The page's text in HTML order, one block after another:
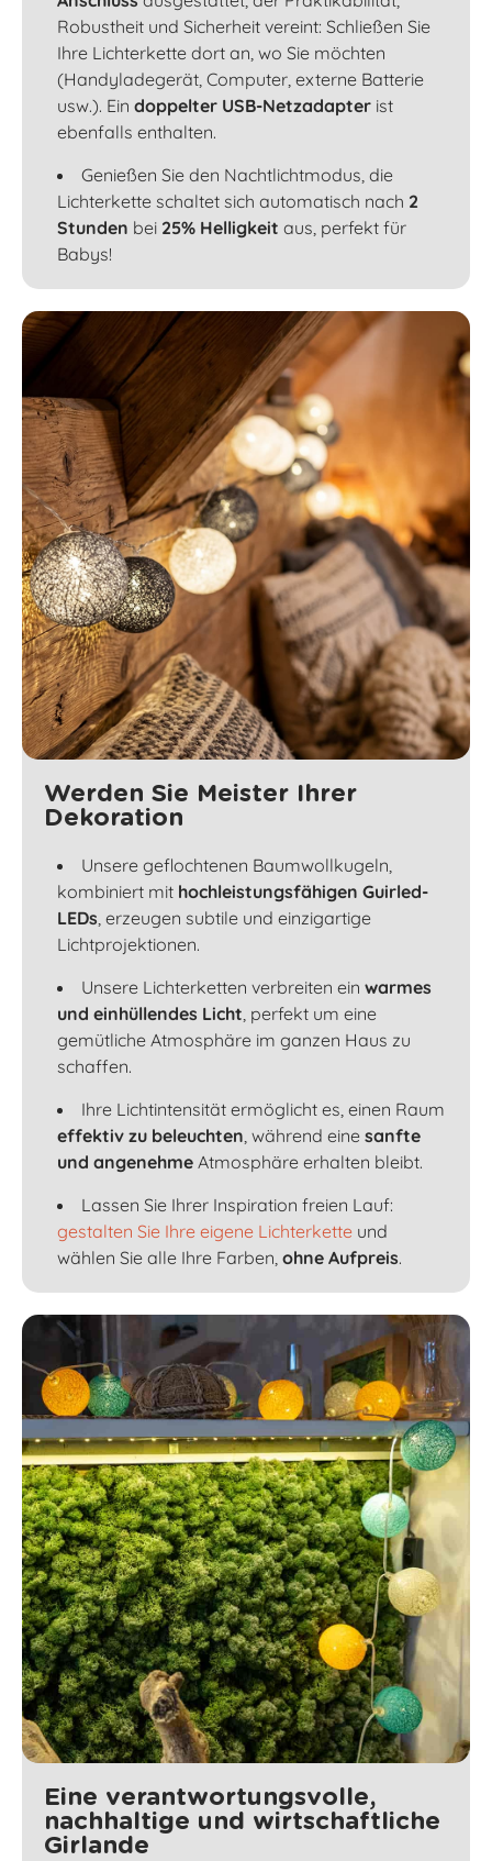
Robustheit und Sicherheit vereint: Schließen Sie
Ihre Lichterkette dort an, wo Sie möchten
(Handyladegerät, Computer, externe Batterie
usw.). Ein doppelter USB-Netzadapter ist
ebenfalls enthalten.
Genießen Sie den Nachtlichtmodus, die
Lichterkette schaltet sich automatisch nach 2
Stunden bei 25% Helligkeit aus, perfekt für
Babys!
Werden Sie Meister Ihrer
Dekoration
Unsere geflochtenen Baumwollkugeln,
kombiniert mit hochleistungsfähigen Guirled-
LEDs, erzeugen subtile und einzigartige
Lichtprojektionen.
Unsere Lichterketten verbreiten ein warmes
und einhüllendes Licht, perfekt um eine
gemütliche Atmosphäre im ganzen Haus zu
schaffen.
Ihre Lichtintensität ermöglicht es, einen Raum
effektiv zu beleuchten, während eine sanfte
und angenehme Atmosphäre erhalten bleibt.
Lassen Sie Ihrer Inspiration freien Lauf:
gestalten Sie Ihre eigene Lichterkette und
wählen Sie alle Ihre Farben, ohne Aufpreis.
Eine verantwortungsvolle,
nachhaltige und wirtschaftliche
Girlande